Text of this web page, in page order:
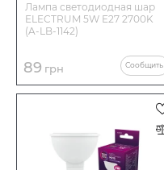
Лампа светодиодная шар
ELECTRUM 5W E27 2700K
(A-LB-1142)
89 грн Сообщить